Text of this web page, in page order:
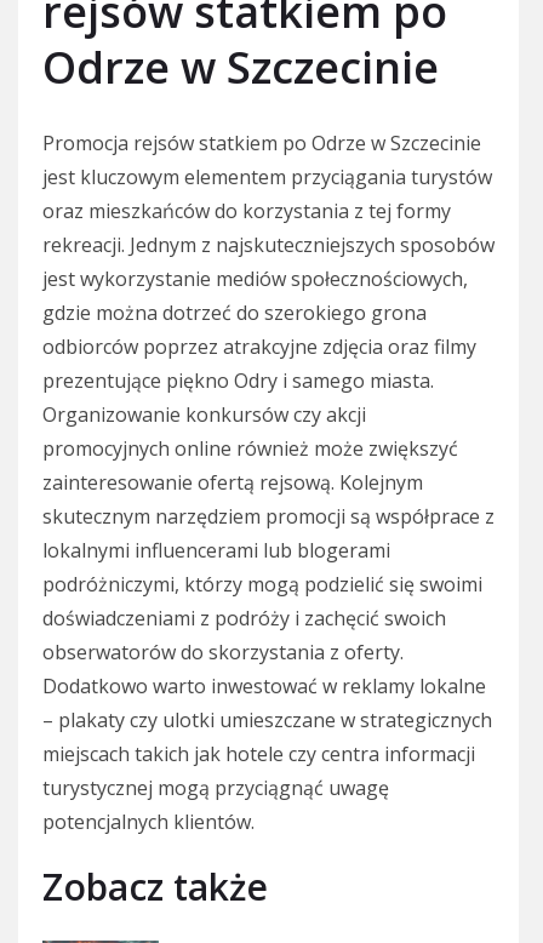
Odrze w Szczecinie
Promocja rejsów statkiem po Odrze w Szczecinie
jest kluczowym elementem przyciągania turystów
oraz mieszkańców do korzystania z tej formy
rekreacji. Jednym z najskuteczniejszych sposobów
jest wykorzystanie mediów społecznościowych,
gdzie można dotrzeć do szerokiego grona
odbiorców poprzez atrakcyjne zdjęcia oraz filmy
prezentujące piękno Odry i samego miasta.
Organizowanie konkursów czy akcji
promocyjnych online również może zwiększyć
zainteresowanie ofertą rejsową. Kolejnym
skutecznym narzędziem promocji są współprace z
lokalnymi influencerami lub blogerami
podróżniczymi, którzy mogą podzielić się swoimi
doświadczeniami z podróży i zachęcić swoich
obserwatorów do skorzystania z oferty.
Dodatkowo warto inwestować w reklamy lokalne
– plakaty czy ulotki umieszczane w strategicznych
miejscach takich jak hotele czy centra informacji
turystycznej mogą przyciągnąć uwagę
potencjalnych klientów.
Zobacz także